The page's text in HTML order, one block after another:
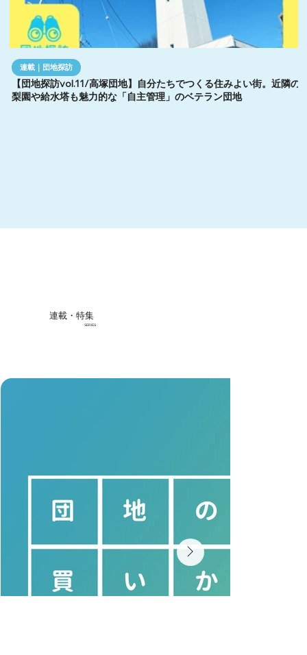
【団地探訪vol.11/高塚団地】自分たちでつくる住みよい街。近隣の
梨園や給水塔も魅力的な「自主管理」のベテラン団地
連載｜団地探訪
連載・特集
SERIES